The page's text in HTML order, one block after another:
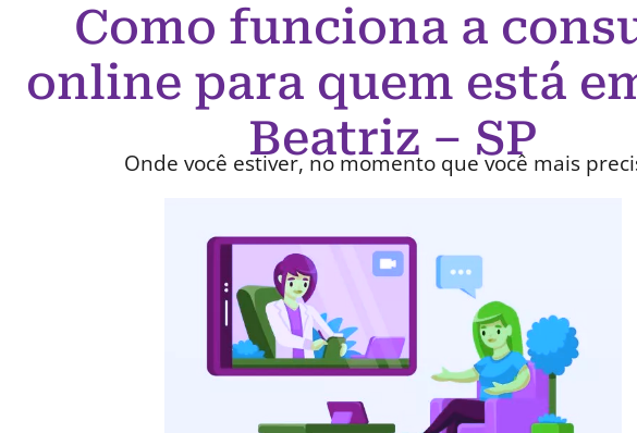
Como funciona a
online para quem está
Beatriz – SP
Onde você estiver, no momento que você mais